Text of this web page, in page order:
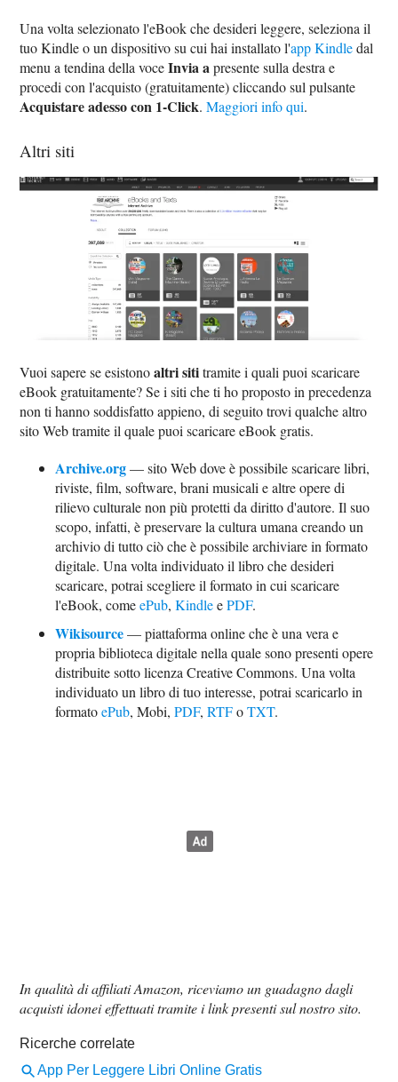
Una volta selezionato l'eBook che desideri leggere, seleziona il
tuo Kindle o un dispositivo su cui hai installato l'app Kindledal
menu a tendina della voceInvia apresente sulla destra e
procedi con l'acquisto (gratuitamente) cliccando sul pulsante
Acquistare adesso con 1-Click.Maggiori info qui.
Altri siti
Vuoi sapere se esistonoaltri sititramite i quali puoi scaricare
eBook gratuitamente? Se i siti che ti ho proposto in precedenza
non ti hanno soddisfatto appieno, di seguito trovi qualche altro
sito Web tramite il quale puoi scaricare eBook gratis.
Archive.org— sito Web dove è possibile scaricare libri,
riviste, film, software, brani musicali e altre opere di
rilievo culturale non più protetti da diritto d'autore. Il suo
scopo, infatti, è preservare la cultura umana creando un
archivio di tutto ciò che è possibile archiviare in formato
digitale. Una volta individuato il libro che desideri
scaricare, potrai scegliere il formato in cui scaricare
l'eBook, comeePub,KindleePDF.
Wikisource— piattaforma online che è una vera e
propria biblioteca digitale nella quale sono presenti opere
distribuite sotto licenza Creative Commons. Una volta
individuato un libro di tuo interesse, potrai scaricarlo in
formatoePub, Mobi,PDF,RTFoTXT.
In qualità di affiliati Amazon, riceviamo un guadagno dagli
acquisti idonei effettuati tramite i link presenti sul nostro sito.